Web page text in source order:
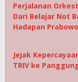
Perjalanan
Dari Belajar Not
Hadapan
Jejak
TRIV ke